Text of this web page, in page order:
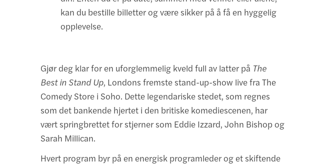
kan du bestille billetter og være sikker på å få en hyggelig
opplevelse.
Gjør deg klar for en uforglemmelig kveld full av latter på The
Best in Stand Up, Londons fremste stand-up-show live fra The
Comedy Store i Soho. Dette legendariske stedet, som regnes
som det bankende hjertet i den britiske komediescenen, har
vært springbrettet for stjerner som Eddie Izzard, John Bishop og
Sarah Millican.
Hvert program byr på en energisk programleder og et skiftende